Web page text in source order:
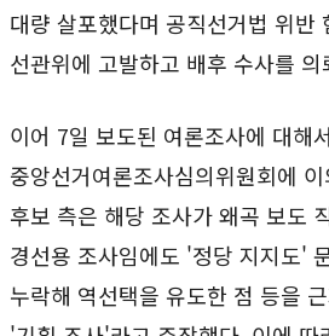
대량 살포했다며 공직선거법 위반
선관위에 고발하고 배후 수사를 의
이어 7일 보도된 여론조사에 대해
중앙선거여론조사심의위원회에
후보 측은 해당 조사가 왜곡 보도
경선용 조사임에도 '정당 지지도'
누락해 역선택을 유도한 점 등을